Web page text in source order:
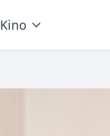
Kino